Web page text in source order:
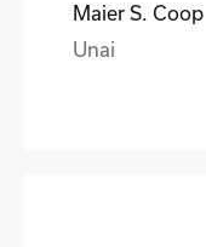
Maier S. Coop
Unai